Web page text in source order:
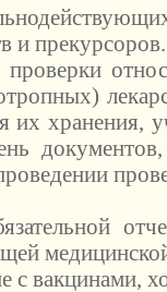
и прекурсоров.
их хранения,
с вакцинами,